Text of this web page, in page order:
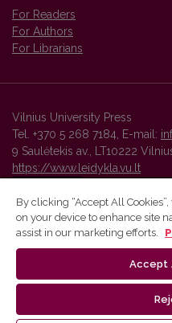
For Readers
For Authors
For Librarians
Vilnius University Press
Tel. +370 5 268 7184, E-mail:
9 Saulėtekis av., LT10222
https://www.leidykla.vu.lt
Vilnius University Press
By clicking “Accept All
on your device to enhance site
assist in our marketing efforts.
Accept